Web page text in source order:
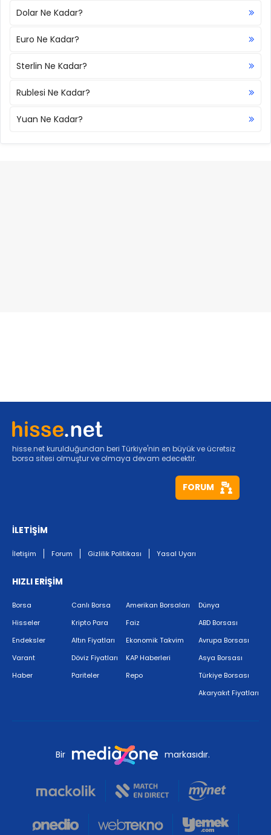
Dolar Ne Kadar?
Euro Ne Kadar?
Sterlin Ne Kadar?
Rublesi Ne Kadar?
Yuan Ne Kadar?
hisse.net kurulduğundan beri Türkiye'nin en büyük ve ücretsiz
borsa sitesi olmuştur ve olmaya devam edecektir.
FORUM
İLETİŞİM
İletişim Forum Gizlilik Politikası Yasal Uyarı
HIZLI ERİŞİM
Borsa
Hisseler
Endeksler
Varant
Haber
Canlı Borsa
Kripto Para
Altın Fiyatları
Döviz Fiyatları
Pariteler
Amerikan Borsaları
Faiz
Ekonomik Takvim
KAP Haberleri
Repo
Dünya
ABD Borsası
Avrupa Borsası
Asya Borsası
Türkiye Borsası
Akaryakıt Fiyatları
Bir markasıdır.